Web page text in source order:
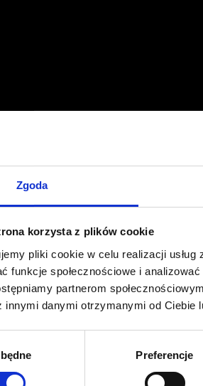
Zgoda
korzysta z plików cookie
pliki cookie w celu realizacji usług
funkcje społecznościowe i
partnerom
innymi danymi otrzymanymi od Ciebie
Preferencje